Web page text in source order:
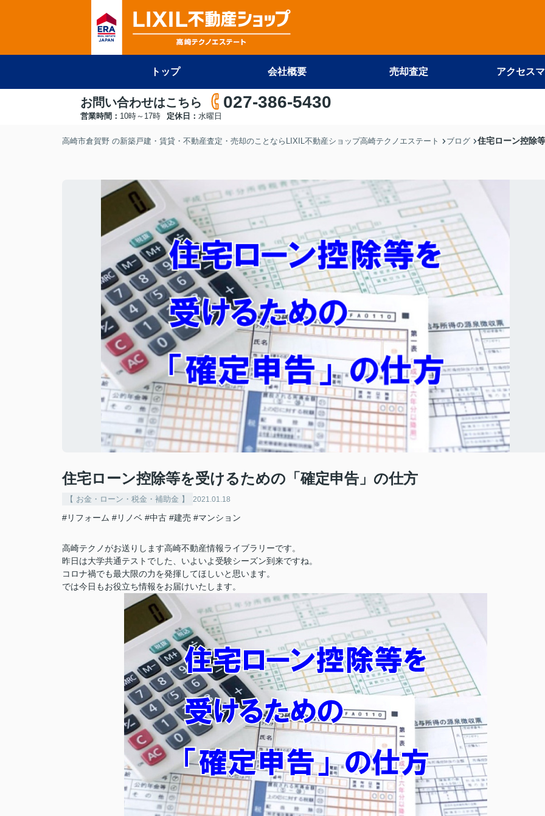
トップ 会社概要 売却査定 アクセス
お問い合わせはこちら 027-386-5430
営業時間： 10時～17時 定休日： 水曜日
高崎市倉賀野 の新築戸建・賃貸・不動産査定・売却のことならLIXIL不動産ショップ高崎テクノエステート ブログ 住宅ローン控除
住宅ローン控除等を受けるための「確定申告」の仕方
【 お金・ローン・税金・補助金 】 2021.01.18
#リフォーム #リノベ #中古 #建売 #マンション
高崎テクノがお送りします高崎不動産情報ライブラリーです。
昨日は大学共通テストでした、いよいよ受験シーズン到来ですね。
コロナ禍でも最大限の力を発揮してほしいと思います。
では今日もお役立ち情報をお届けいたします。